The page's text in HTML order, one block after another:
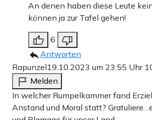
An denen haben diese Leute
können ja zur Tafel gehen!
6
Antworten
Rapunzel19.10.2023 um 23:55 Uhr
Melden
In welcher Rumpelkammer fand
Anstand und Moral statt?